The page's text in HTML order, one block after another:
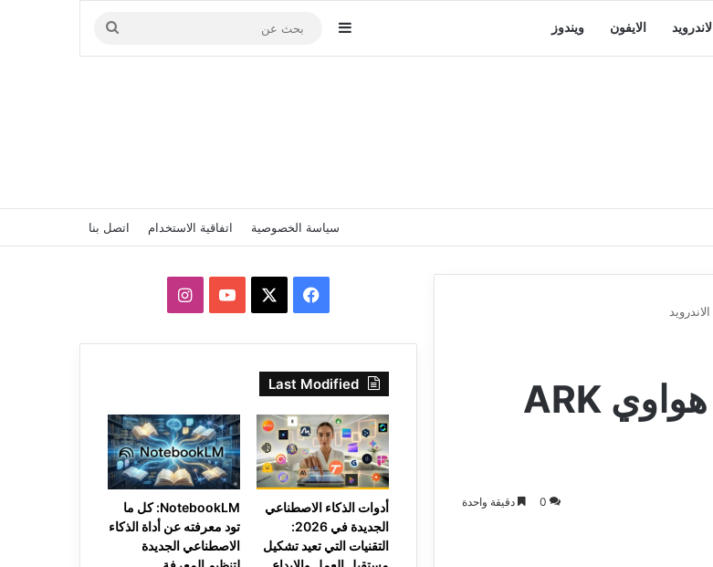
الاندرويد الايفون ويندوز إضافة عمود جانبي
بحث
عن
سياسة الخصوصية اتفاقية الاستخدام اتصل بنا
معلومات جديدة حول نظام هواوي ARK
0 دقيقة واحدة
فيسبوك ‫YouTubeانستقرام
Last Modified
أدوات الذكاء الاصطناعي
الجديدة في 2026:
التقنيات التي تعيد تشكيل
NotebookLM: كل ما
تود معرفته عن أداة الذكاء
الاصطناعي الجديدة